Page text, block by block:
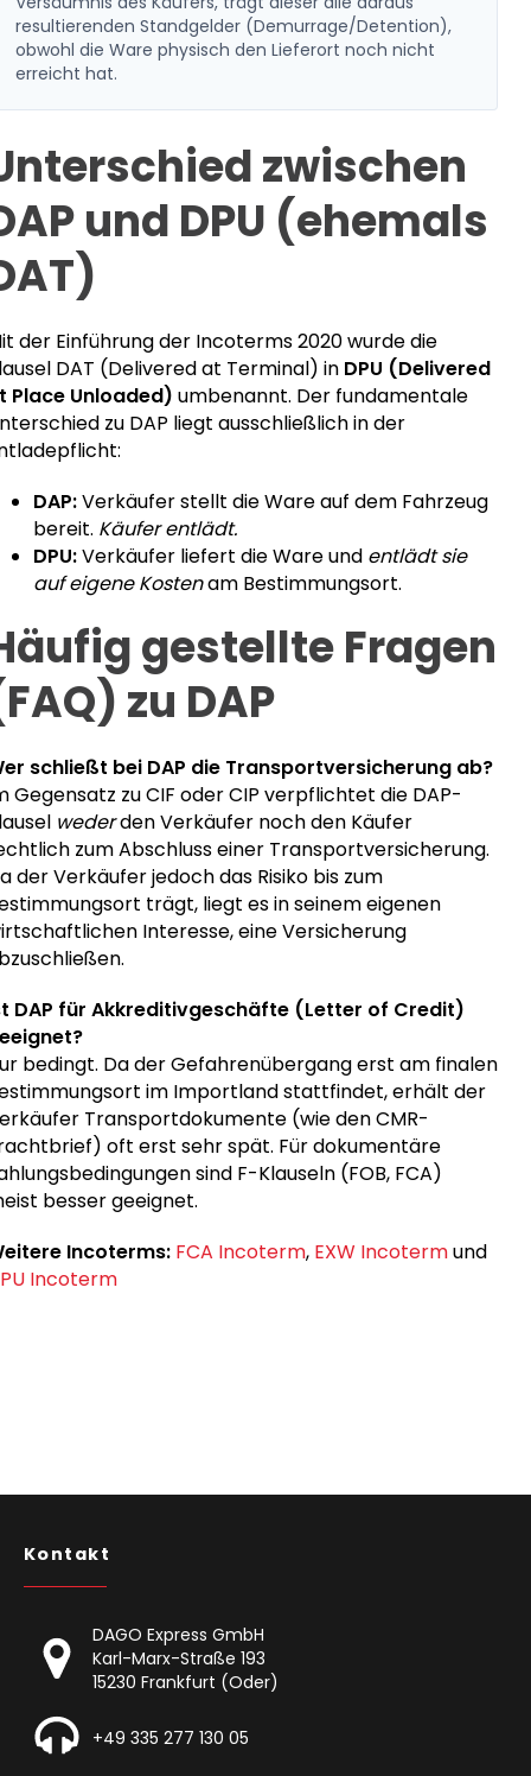
resultierenden Standgelder (Demurrage/Detention),
obwohl die Ware physisch den Lieferort noch nicht
erreicht hat.
zwischen
und DPU (ehemals
der Einführung der Incoterms 2020 wurde die
DAT (Delivered at Terminal) in DPU (Delivered
Place Unloaded) umbenannt. Der fundamentale
zu DAP liegt ausschließlich in der
DAP:Verkäufer stellt die Ware auf dem Fahrzeug
bereit. Käufer entlädt.
DPU:Verkäufer liefert die Ware und entlädt sie
auf eigene Kostenam Bestimmungsort.
gestellte Fragen
zu DAP
schließt bei DAP die Transportversicherung ab?
Gegensatz zu CIF oder CIP verpflichtet die DAP-
wederden Verkäufer noch den Käufer
zum Abschluss einer Transportversicherung.
der Verkäufer jedoch das Risiko bis zum
trägt, liegt es in seinem eigenen
Interesse, eine Versicherung
DAP für Akkreditivgeschäfte (Letter of Credit)
bedingt. Da der Gefahrenübergang erst am finalen
im Importland stattfindet, erhält der
Transportdokumente (wie den CMR-
oft erst sehr spät. Für dokumentäre
sind F-Klauseln (FOB, FCA)
besser geeignet.
Incoterms: FCA Incoterm, EXW Incotermund
Incoterm
Kontakt
DAGO Express GmbH
Karl-Marx-Straße 193
15230 Frankfurt (Oder)
+49 335 277 130 05